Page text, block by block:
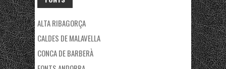
ALTA RIBAGORÇA
CALDES DE MALAVELLA
CONCA DE BARBERÀ